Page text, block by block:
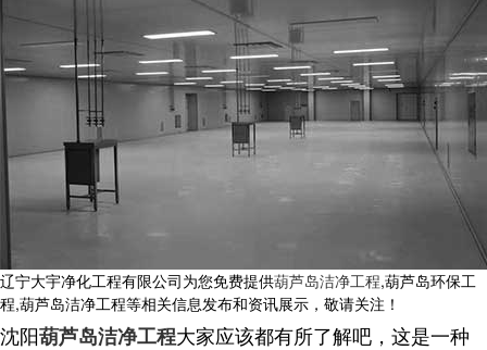
辽宁大宇净化工程有限公司为您免费提供葫芦岛洁净工程,葫芦岛环保工
程,葫芦岛洁净工程等相关信息发布和资讯展示，敬请关注！
沈阳葫芦岛洁净工程大家应该都有所了解吧，这是一种